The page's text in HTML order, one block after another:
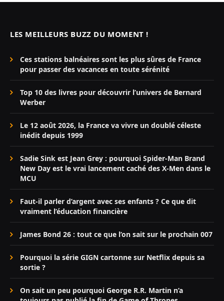
LES MEILLEURS BUZZ DU MOMENT !
Ces stations balnéaires sont les plus sûres de France
pour passer des vacances en toute sérénité
Top 10 des livres pour découvrir l’univers de Bernard
Werber
Le 12 août 2026, la France va vivre un doublé céleste
inédit depuis 1999
Sadie Sink est Jean Grey : pourquoi Spider-Man Brand
New Day est le vrai lancement caché des X-Men dans le
MCU
Faut-il parler d’argent avec ses enfants ? Ce que dit
vraiment l’éducation financière
James Bond 26 : tout ce que l’on sait sur le prochain 007
Pourquoi la série GIGN cartonne sur Netflix depuis sa
sortie ?
On sait un peu pourquoi George R.R. Martin n’a